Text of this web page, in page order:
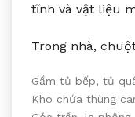
tĩnh và vật liệu
Trong nhà,
Gầm tủ bếp, tủ
Kho chứa thùng